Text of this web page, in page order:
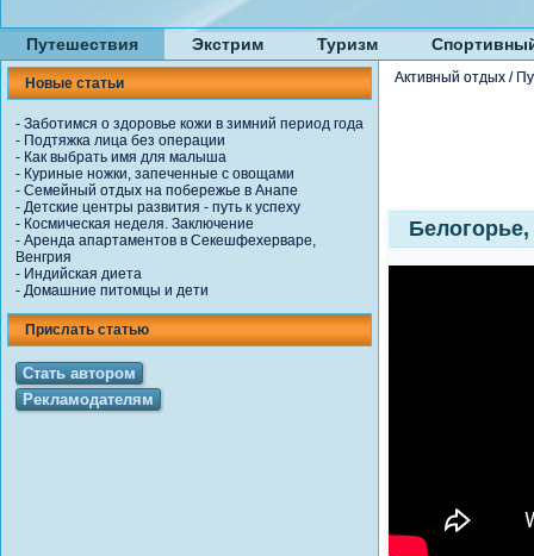
Путешествия Экстрим Туризм
Новые статьи
- Заботимся о здоровье кожи в зимний период года
- Подтяжка лица без операции
- Как выбрать имя для малыша
- Куриные ножки, запеченные с овощами
- Семейный отдых на побережье в Анапе
- Детские центры развития - путь к успеху
- Космическая неделя. Заключение
- Аренда апартаментов в Секешфехерваре,
Венгрия
- Индийская диета
- Домашние питомцы и дети
Прислать статью
Стать автором
Рекламодателям
Активный отдых /